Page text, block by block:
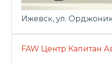
Ижевск, ул.
FAW Центр Капитан